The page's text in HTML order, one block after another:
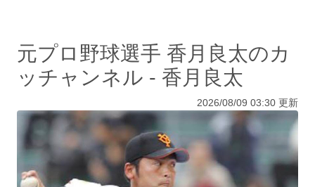
元プロ野球選手 香月良太のカ
ッチャンネル - 香月良太
2026/08/09 03:30 更新